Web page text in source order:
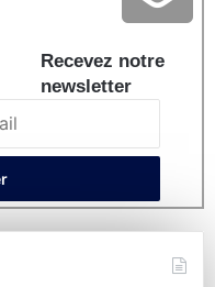
Recevez notre
newsletter